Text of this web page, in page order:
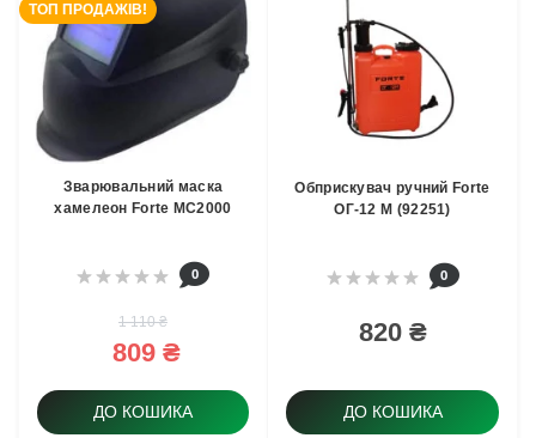
ТОП ПРОДАЖІВ!
Зварювальний маска
хамелеон Forte MC2000
0
1 110 ₴
809 ₴
ДО КОШИКА
Обприскувач ручний Forte
ОГ-12 М (92251)
0
820 ₴
ДО КОШИКА